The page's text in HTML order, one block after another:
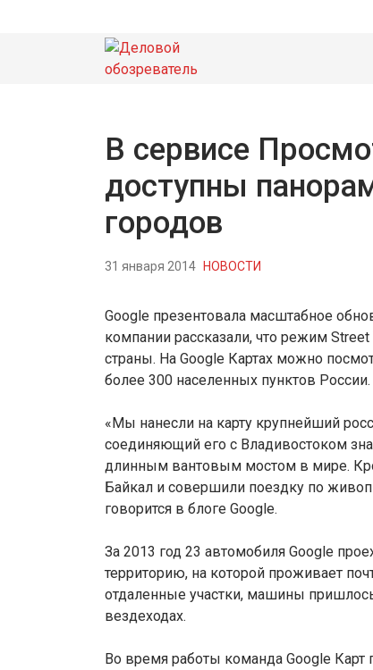
В сервисе
доступны
городов
31 января 2014 НОВОСТИ
Google презентовала масштабное
компании рассказали, что режим
страны. На Google Картах можно
более 300 населенных пунктов России.
«Мы нанесли на карту крупнейший
соединяющий его с Владивостоком
длинным вантовым мостом в мире.
Байкал и совершили поездку по
говорится в блоге Google.
За 2013 год 23 автомобиля Google
территорию, на которой проживает
отдаленные участки, машины
вездеходах.
Во время работы команда Google Карт